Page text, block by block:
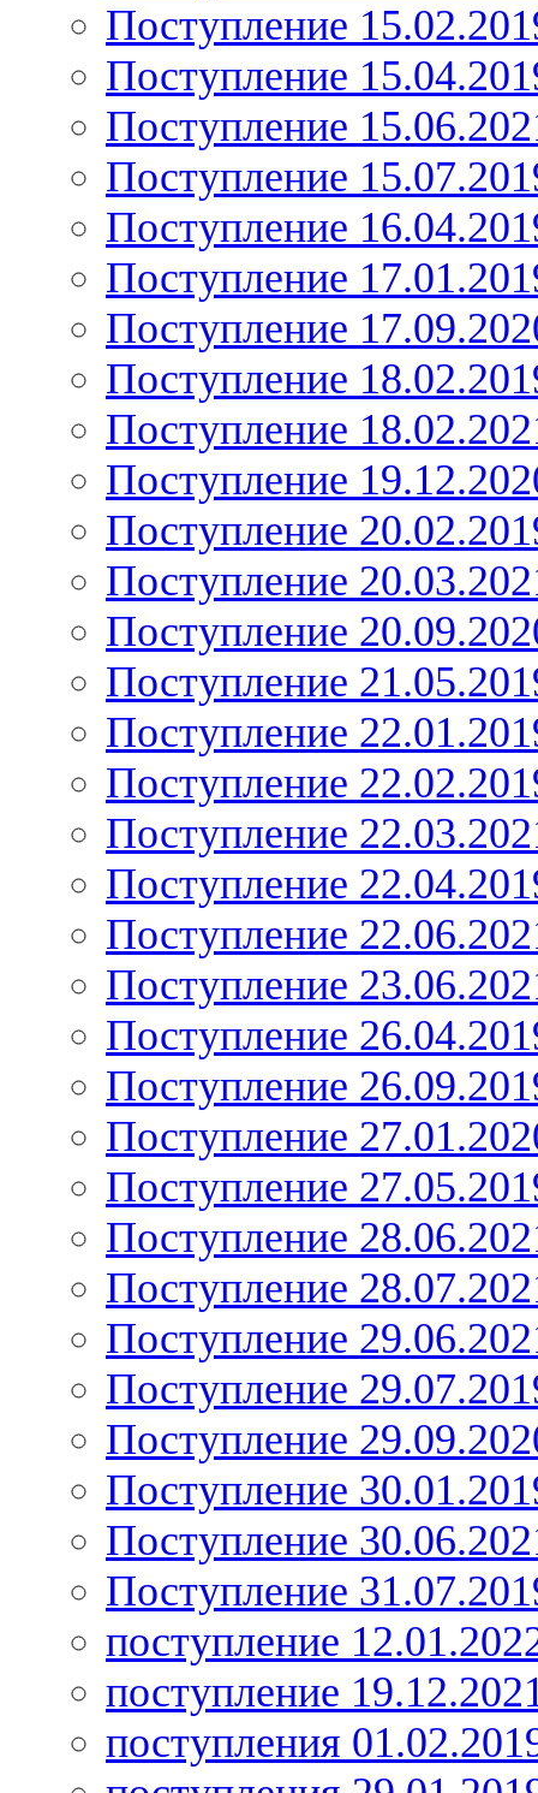
Поступление
Поступление
Поступление
Поступление
Поступление
Поступление
Поступление
Поступление
Поступление
Поступление
Поступление
Поступление
Поступление
Поступление
Поступление
Поступление
Поступление
Поступление
Поступление
Поступление
Поступление
Поступление
Поступление
Поступление
Поступление
Поступление
Поступление
Поступление
Поступление
Поступление
Поступление
Поступление
поступление
поступление
поступления